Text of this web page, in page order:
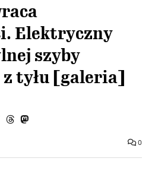
Elektryczny
szyby
tyłu [galeria]
0